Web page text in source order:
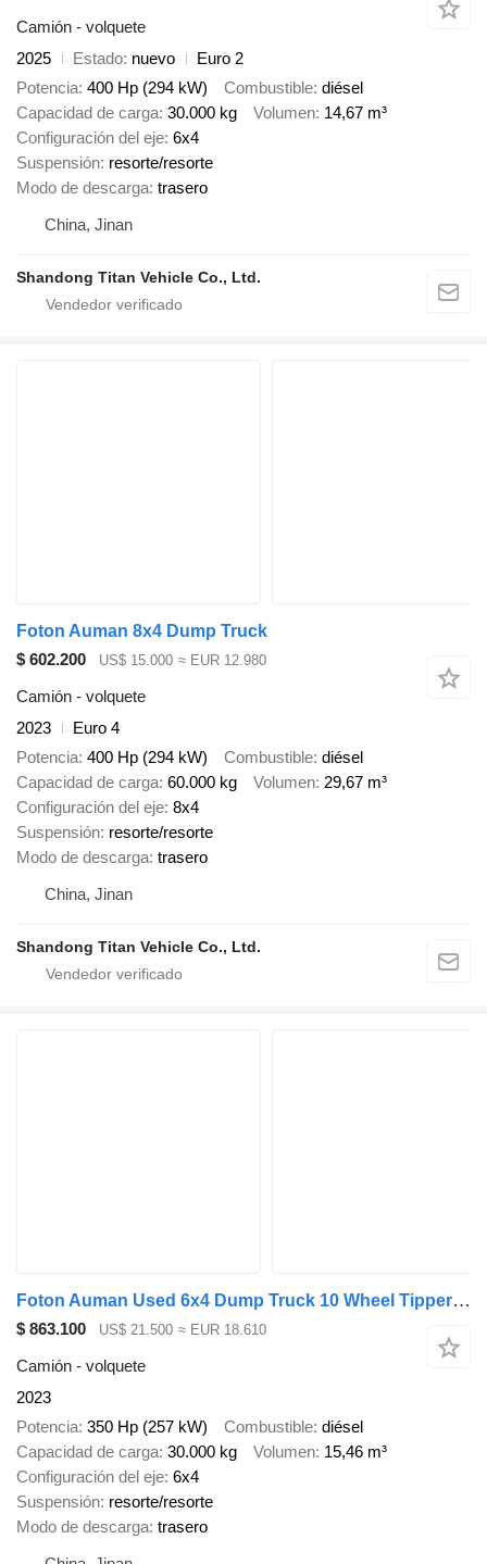
Camión - volquete
2025
Estado nuevo
Euro 2
Potencia 400 Hp (294 kW) Combustible diésel
Capacidad de carga 30.000 kg Volumen 14,67 m³
Configuración del eje 6x4
Suspensión resorte/resorte
Modo de descarga trasero
China, Jinan
Shandong Titan Vehicle Co., Ltd.
Foton Auman 8x4 Dump Truck
$ 602.200
US$ 15.000 ≈ EUR 12.980
Camión - volquete
2023
Euro 4
Potencia 400 Hp (294 kW) Combustible diésel
Capacidad de carga 60.000 kg Volumen 29,67 m³
Configuración del eje 8x4
Suspensión resorte/resorte
Modo de descarga trasero
China, Jinan
Shandong Titan Vehicle Co., Ltd.
Foton Auman Used 6x4 Dump Truck 10 Wheel Tipper Truck for Sale
$ 863.100 US$ 21.500 ≈ EUR 18.610
Camión - volquete
2023
Potencia 350 Hp (257 kW) Combustible diésel
Capacidad de carga 30.000 kg Volumen 15,46 m³
Configuración del eje 6x4
Suspensión resorte/resorte
Modo de descarga trasero